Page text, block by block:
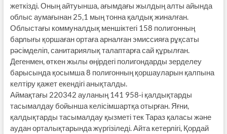
жеткізді. Оның айтуынша, ағымдағы жылдың алты айында
облыс аумағынан 25,1 мың тонна қалдық жиналған.
Облыстағы коммуналдық меншіктегі 158 полигонның
барлығы қоршаған ортаға арналған эмиссияға рұқсаты
рәсімделіп, санитариялық талаптарға сай құрылған.
Дегенмен, өткен жылы өңірдегі полигондарды зерделеу
барысында қосымша 8 полигонның қоршауларын қалпына
келтіру қажет екендігі анықталды.
Аймақтағы 220342 ауланың 141 958-і қалдықтарды
тасымалдау бойынша келісімшартқа отырған. Яғни,
қалдықтарды тасымалдау қызметі тек Тараз қаласы және
аудан орталықтарында жүргізіледі. Айта кетерлігі, Қордай